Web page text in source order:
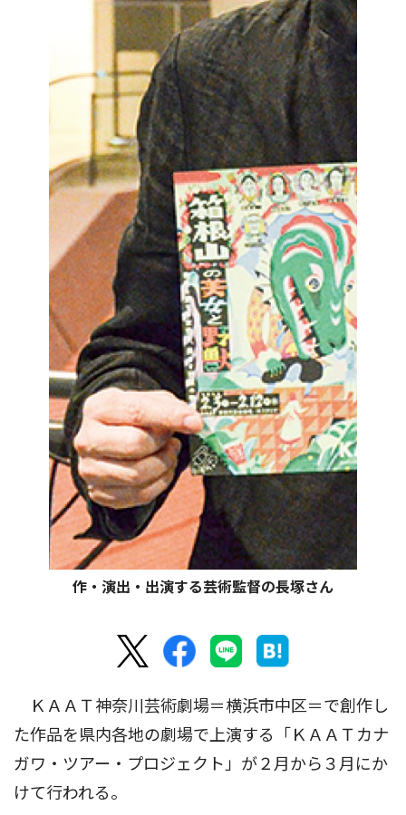
作・演出・出演する芸術監督の長塚さん
ＫＡＡＴ神奈川芸術劇場＝横浜市中区＝で創作し
た作品を県内各地の劇場で上演する「ＫＡＡＴカナ
ガワ・ツアー・プロジェクト」が２月から３月にか
けて行われる。